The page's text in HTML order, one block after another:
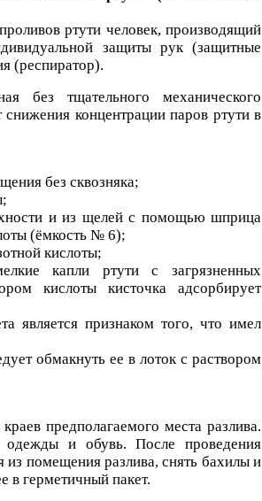
ртути человек, производящий
защиты рук (защитные
(респиратор).
без тщательного механического
концентрации паров ртути в
без сквозняка;
и из щелей с помощью шприца
(ёмкость № 6);
кислоты;
капли ртути с загрязненных
кислоты кисточка адсорбирует
является признаком того, что имел
обмакнуть ее в лоток с раствором
предполагаемого места разлива.
одежды и обувь. После проведения
из помещения разлива, снять бахилы и
в герметичный пакет.